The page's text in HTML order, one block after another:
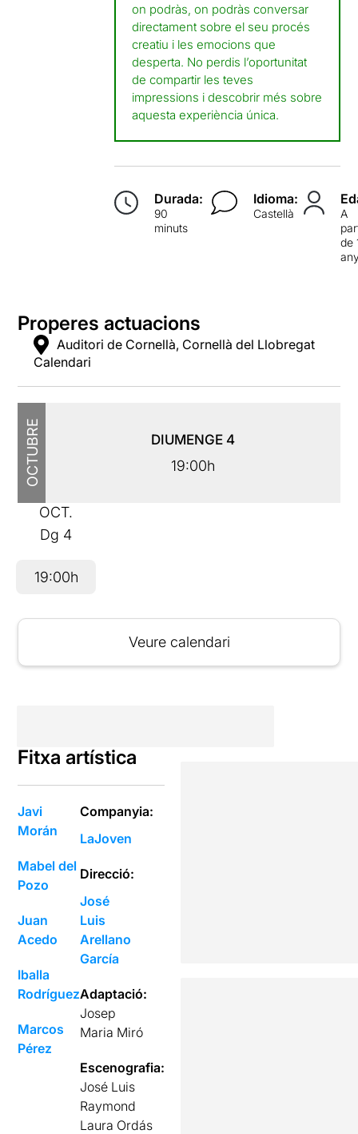
on podràs, on podràs conversar
directament sobre el seu procés
creatiu i les emocions que
desperta. No perdis l’oportunitat
de compartir les teves
impressions i descobrir més sobre
aquesta experiència única.
Durada:
90
minuts
Idioma:
Castellà
A
de
Properes actuacions
Auditori de Cornellà, Cornellà del Llobregat
Calendari
OCTUBRE DIUMENGE 4
19:00h
OCT.
Dg 4
19:00h
Veure calendari
Fitxa artística
Javi
Morán
Mabel del
Pozo
Juan
Acedo
Iballa
Rodríguez
Marcos
Pérez
Companyia:
LaJoven
Direcció:
José
Luis
Arellano
García
Adaptació:
Josep
Maria Miró
Escenografia:
José Luis
Raymond
Laura Ordás